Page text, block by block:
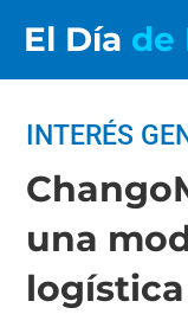
El Día de
INTERÉS
una